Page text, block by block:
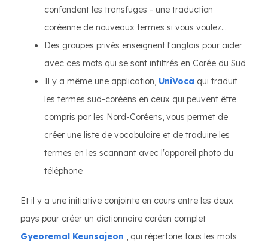
confondent les transfuges - une traduction
coréenne de nouveaux termes si vous voulez...
Des groupes privés enseignent l'anglais pour aider
avec ces mots qui se sont infiltrés en Corée du Sud
Il y a même une application, UniVoca qui traduit
les termes sud-coréens en ceux qui peuvent être
compris par les Nord-Coréens, vous permet de
créer une liste de vocabulaire et de traduire les
termes en les scannant avec l'appareil photo du
téléphone
Et il y a une initiative conjointe en cours entre les deux
pays pour créer un dictionnaire coréen complet
Gyeoremal Keunsajeon , qui répertorie tous les mots